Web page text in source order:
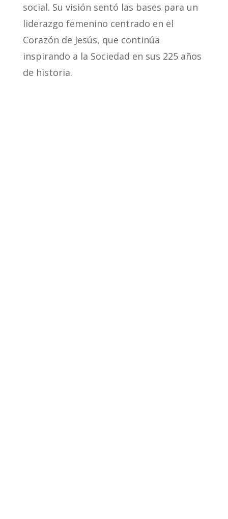
social. Su visión sentó las bases para un
liderazgo femenino centrado en el
Corazón de Jesús, que continúa
inspirando a la Sociedad en sus 225 años
de historia.